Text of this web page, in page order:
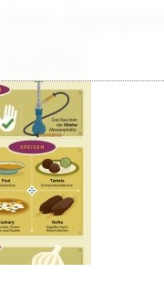
Ägypten